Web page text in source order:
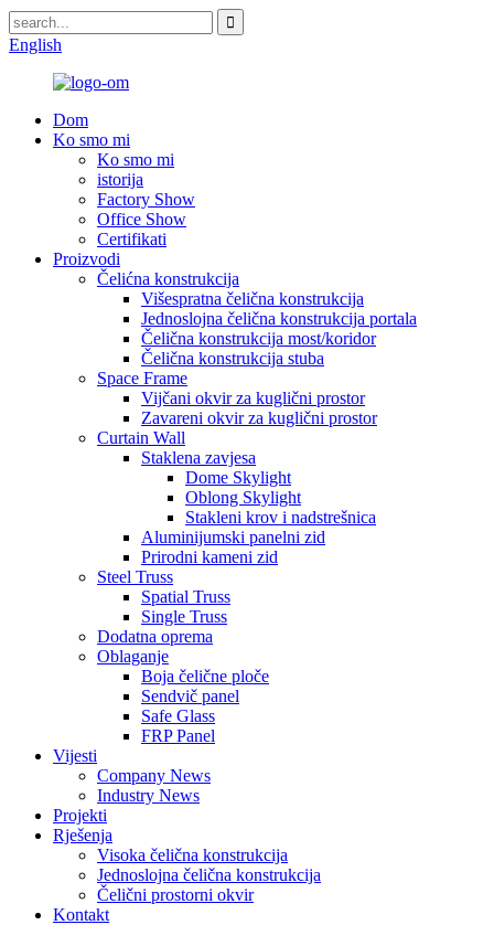
English
Dom
Ko smo mi
Ko smo mi
istorija
Factory Show
Office Show
Certifikati
Proizvodi
Čelićna konstrukcija
Višespratna čelična konstrukcija
Jednoslojna čelična konstrukcija portala
Čelična konstrukcija most/koridor
Čelična konstrukcija stuba
Space Frame
Vijčani okvir za kuglični prostor
Zavareni okvir za kuglični prostor
Curtain Wall
Staklena zavjesa
Dome Skylight
Oblong Skylight
Stakleni krov i nadstrešnica
Aluminijumski panelni zid
Prirodni kameni zid
Steel Truss
Spatial Truss
Single Truss
Dodatna oprema
Oblaganje
Boja čelične ploče
Sendvič panel
Safe Glass
FRP Panel
Vijesti
Company News
Industry News
Projekti
Rješenja
Visoka čelična konstrukcija
Jednoslojna čelična konstrukcija
Čelični prostorni okvir
Kontakt